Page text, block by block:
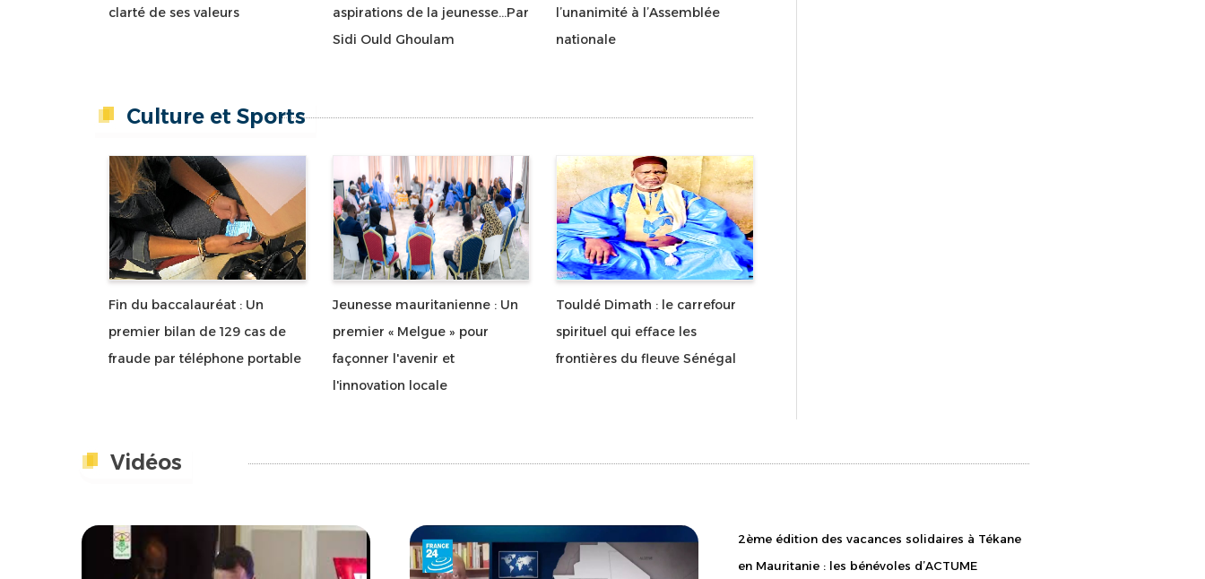
l’unanimité à l’Assemblée
nationale
aspirations de la jeunesse...Par
Sidi Ould Ghoulam
clarté de ses valeurs
Culture et Sports
Touldé Dimath : le carrefour
spirituel qui efface les
frontières du fleuve Sénégal
Jeunesse mauritanienne : Un
premier « Melgue » pour
façonner l'avenir et
l'innovation locale
Fin du baccalauréat : Un
premier bilan de 129 cas de
fraude par téléphone portable
Vidéos
2ème édition des vacances solidaires à Tékane
en Mauritanie : les bénévoles d’ACTUME